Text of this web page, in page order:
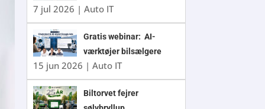
7 jul 2026 | Auto IT
Gratis webinar: AI-
værktøjer bilsælgere
ikke kan undvære
15 jun 2026 | Auto IT
Biltorvet fejrer